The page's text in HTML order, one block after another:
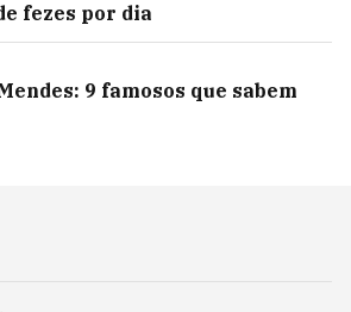
fezes por dia
9 famosos que sabem